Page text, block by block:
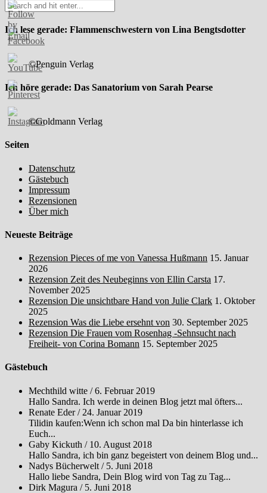
Ich lese gerade: Flammenschwestern von Lina Bengtsdotter
©Penguin Verlag
Ich höre gerade: Das Sanatorium von Sarah Pearse
©Goldmann Verlag
Seiten
Datenschutz
Gästebuch
Impressum
Rezensionen
Über mich
Neueste Beiträge
Rezension Pieces of me von Vanessa Hußmann 15. Januar
2026
Rezension Zeit des Neubeginns von Ellin Carsta 17.
November 2025
Rezension Die unsichtbare Hand von Julie Clark 1. Oktober
2025
Rezension Was die Liebe ersehnt von 30. September 2025
Rezension Die Frauen vom Rosenhag -Sehnsucht nach
Freiheit- von Corina Bomann 15. September 2025
Gästebuch
Mechthild witte /6. Februar 2019
Hallo Sandra. Ich werde in deinen Blog jetzt mal öfters...
Renate Eder/ 24. Januar 2019
Tilidin kaufen:Wenn ich schon mal Da bin hinterlasse ich
Euch...
Gaby Kickuth / 10. August 2018
Hallo Sandra, ich bin ganz begeistert von deinem Blog und...
Nadys Bücherwelt / 5. Juni 2018
Hallo liebe Sandra, Dein Blog wird von Tag zu Tag...
Dirk Magura / 5. Juni 2018